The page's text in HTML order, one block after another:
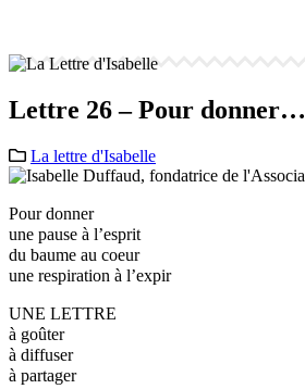
Lettre 26 – Pour donner…
La lettre d'Isabelle
Pour donner
une pause à l’esprit
du baume au coeur
une respiration à l’expir
UNE LETTRE
à goûter
à diffuser
à partager